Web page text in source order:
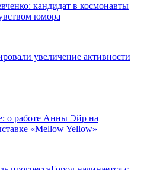
кандидат в космонавты
юмора
увеличение активности
о работе Анны Эйр на
«Mellow Yellow»